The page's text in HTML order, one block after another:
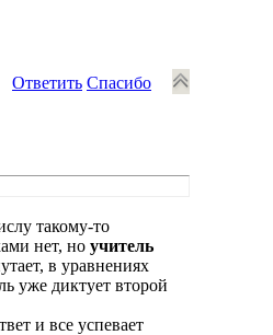
Ответить Спасибо
такому-то
нет, но учитель
в уравнениях
уже диктует второй
и все успевает